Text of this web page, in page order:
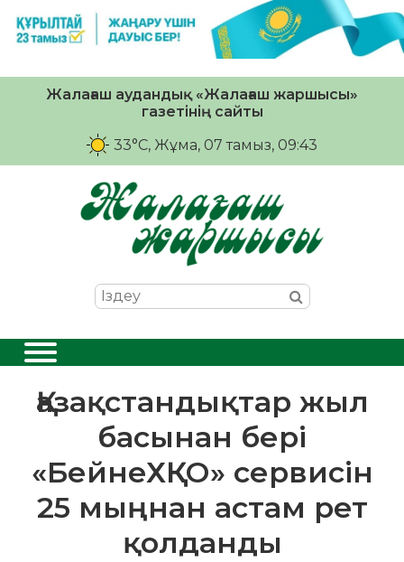
Жалағаш аудандық «Жалағаш жаршысы»
газетінің сайты
33°C, Жұма, 07 тамыз, 09:43
Қазақстандықтар жыл
басынан бері
«БейнеХҚКО» сервисін
25 мыңнан астам рет
қолданды